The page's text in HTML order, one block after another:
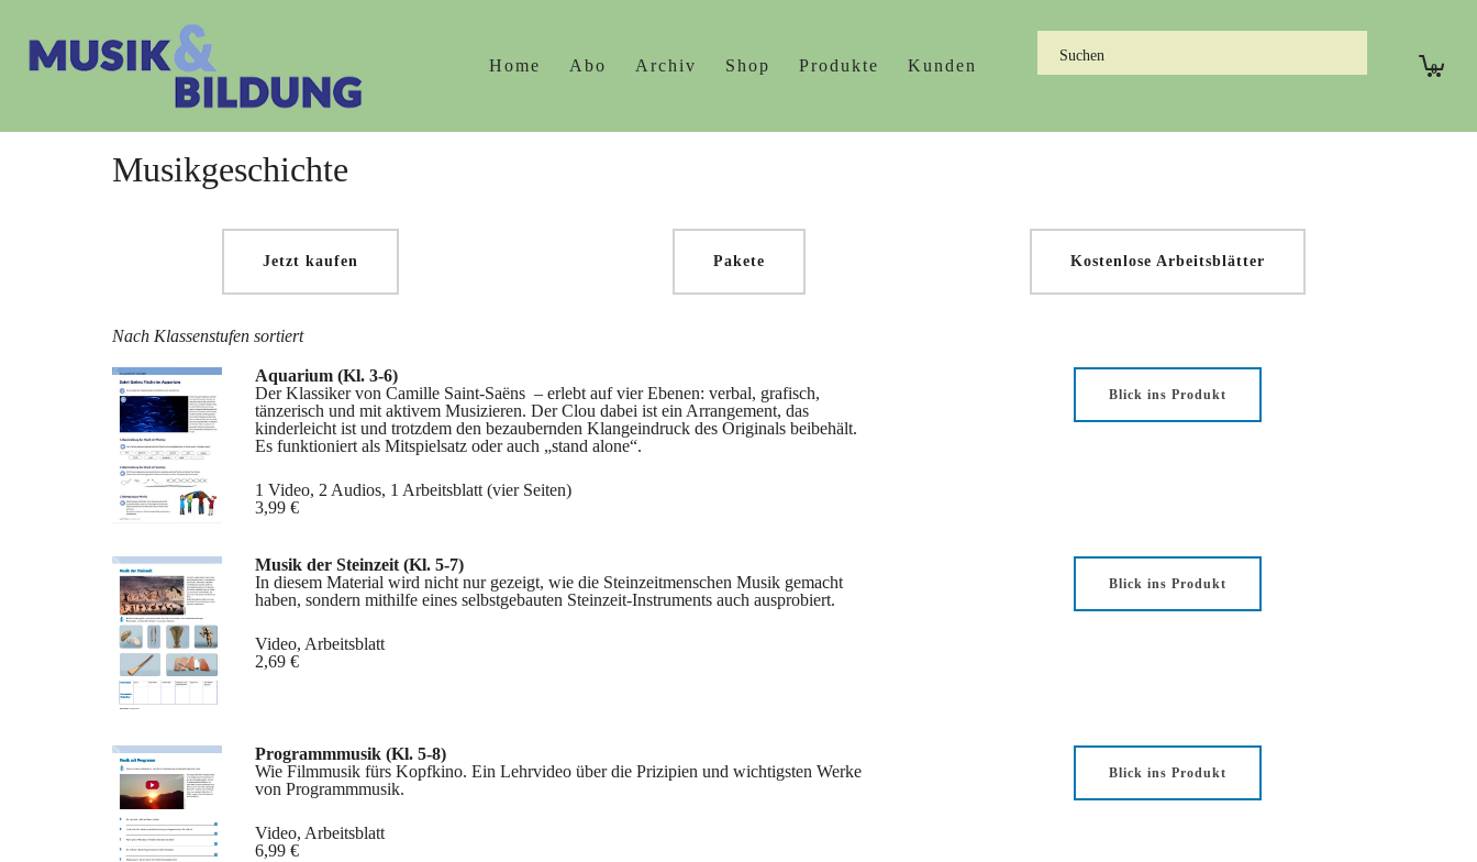
Home Abo Archiv Shop Produkte Kunden 0
Musikgeschichte
Jetzt kaufen Pakete Kostenlose Arbeitsblätter
Nach Klassenstufen sortiert
Aquarium (Kl. 3-6)
Der Klassiker von Camille Saint-Saëns – erlebt auf vier Ebenen: verbal, grafisch,
tänzerisch und mit aktivem Musizieren. Der Clou dabei ist ein Arrangement, das
kinderleicht ist und trotzdem den bezaubernden Klangeindruck des Originals beibehält.
Es funktioniert als Mitspielsatz oder auch „stand alone“.
1 Video, 2 Audios, 1 Arbeitsblatt (vier Seiten)
3,99 €
Blick ins Produkt
Musik der Steinzeit (Kl. 5-7)
In diesem Material wird nicht nur gezeigt, wie die Steinzeitmenschen Musik gemacht
haben, sondern mithilfe eines selbstgebauten Steinzeit-Instruments auch ausprobiert.
Video, Arbeitsblatt
2,69 €
Blick ins Produkt
Programmmusik (Kl. 5-8)
Wie Filmmusik fürs Kopfkino. Ein Lehrvideo über die Prizipien und wichtigsten Werke
von Programmmusik.
Video, Arbeitsblatt
6,99 €
Blick ins Produkt